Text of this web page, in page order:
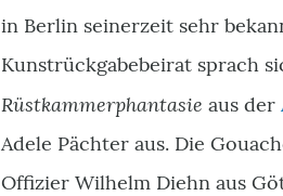
in Berlin seinerzeit sehr
Kunstrückgabebeirat sprach
Rüstkammerphantasie aus der
Adele Pächter aus. Die
Offizier Wilhelm Diehn aus